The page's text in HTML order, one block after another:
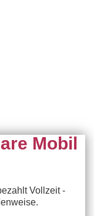
Mobil
Vollzeit -